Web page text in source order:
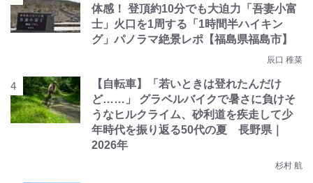
体感！ 登頂約10分でも大迫力「吾妻小富
士」火口を1周する「1時間半ハイキン
グ」パノラマ絶景レポ【福島県福島市】
辰口 稚菜
【自転車】「若いときは登れたんだけ
ど……」 グラベルバイクで暑さに負けそ
うなヒルクライム、砂利道を疾走して少
年時代を振り返る50代の夏 長野県｜
2026年
杉村 航